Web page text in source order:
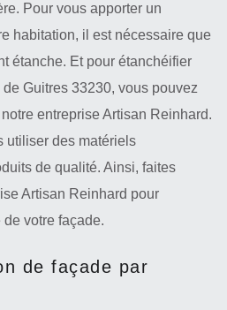
Pour vous apporter un
habitation, il est nécessaire que
étanche. Et pour étanchéifier
Guitres 33230, vous pouvez
entreprise Artisan Reinhard.
utiliser des matériels
de qualité. Ainsi, faites
Artisan Reinhard pour
de votre façade.
de façade par